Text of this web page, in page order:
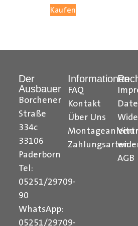
Kaufen
Der
Ausbauer
Borchener
Straße
334c
33106
Paderborn
Tel:
05251/29709-
90
WhatsApp:
05251/29709-
Informationen
FAQ
Kontakt
Über Uns
Zahlungsarten
AGB